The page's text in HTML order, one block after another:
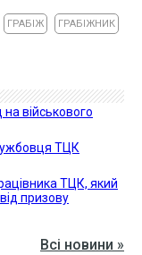
ГРАБІЖ ГРАБІЖНИК
військового
ТЦК
ТЦК, який
призову
Всі новини »